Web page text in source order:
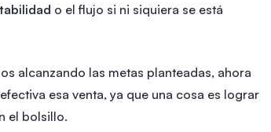
o el flujo si ni siquiera se está
alcanzando las metas planteadas, ahora
esa venta, ya que una cosa es lograr
el bolsillo.